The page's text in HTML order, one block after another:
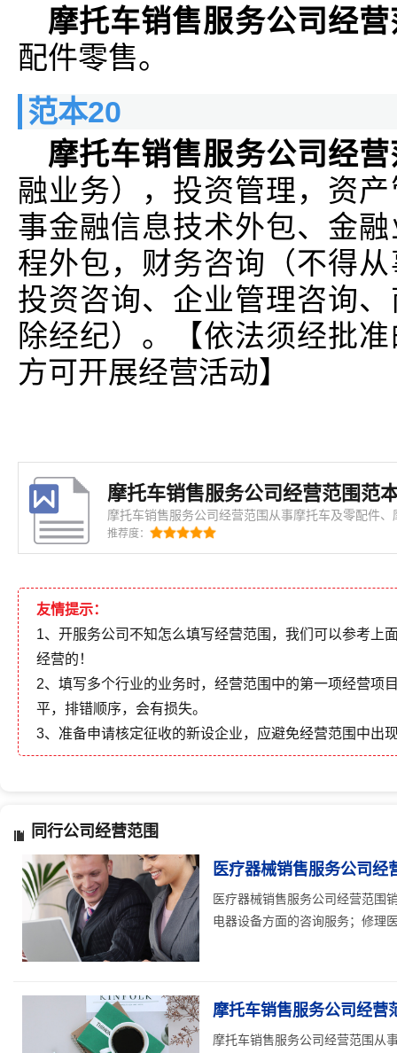
摩托车销售服务公司经
配件零售。
范本20
摩托车销售服务公司经
融业务），投资管理，资
事金融信息技术外包、金
程外包，财务咨询（不得
投资咨询、企业管理咨询
除经纪）。【依法须经批
方可开展经营活动】
摩托车销售服务公司经营范围范
摩托车销售服务公司经营范围从事摩托车及零配件
口，贸易信息咨询（不涉及国营贸易管理商品，涉
家有关规定办理申请）。【依法须经批准的项目，
推荐度：
友情提示：
1、开服务公司不知怎么填写经营范围，我们可以参考上
经营的！
2、填写多个行业的业务时，经营范围中的第一项经营项
平，排错顺序，会有损失。
3、准备申请核定征收的新设企业，应避免经营范围中出
同行公司经营范围
医疗器械销售服务公司经
医疗器械销售服务公司经营范围
电器设备方面的咨询服务；修理
摩托车销售服务公司经营
摩托车销售服务公司经营范围从